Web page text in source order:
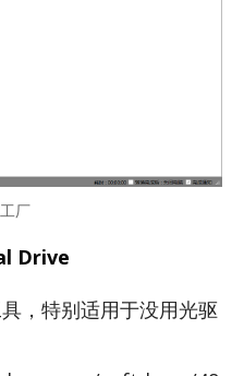
厂
Drive
，特别适用于没用光驱